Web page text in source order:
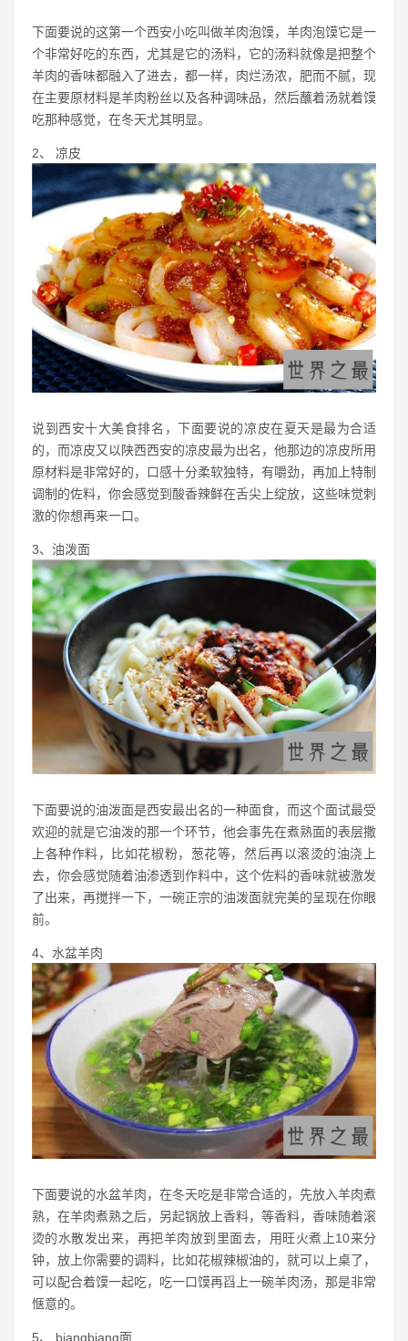
下面要说的这第一个西安小吃叫做羊肉泡馍，羊肉泡馍它是一
个非常好吃的东西，尤其是它的汤料，它的汤料就像是把整个
羊肉的香味都融入了进去，都一样，肉烂汤浓，肥而不腻，现
在主要原材料是羊肉粉丝以及各种调味品，然后蘸着汤就着馍
吃那种感觉，在冬天尤其明显。
2、 凉皮
说到西安十大美食排名，下面要说的凉皮在夏天是最为合适
的，而凉皮又以陕西西安的凉皮最为出名，他那边的凉皮所用
原材料是非常好的，口感十分柔软独特，有嚼劲，再加上特制
调制的佐料，你会感觉到酸香辣鲜在舌尖上绽放，这些味觉刺
激的你想再来一口。
3、油泼面
下面要说的油泼面是西安最出名的一种面食，而这个面试最受
欢迎的就是它油泼的那一个环节，他会事先在煮熟面的表层撒
上各种作料，比如花椒粉，葱花等，然后再以滚烫的油浇上
去，你会感觉随着油渗透到作料中，这个佐料的香味就被激发
了出来，再搅拌一下，一碗正宗的油泼面就完美的呈现在你眼
前。
4、水盆羊肉
下面要说的水盆羊肉，在冬天吃是非常合适的，先放入羊肉煮
熟，在羊肉煮熟之后，另起锅放上香料，等香料，香味随着滚
烫的水散发出来，再把羊肉放到里面去，用旺火煮上10来分
钟，放上你需要的调料，比如花椒辣椒油的，就可以上桌了，
可以配合着馍一起吃，吃一口馍再舀上一碗羊肉汤，那是非常
惬意的。
5、 biangbiang面